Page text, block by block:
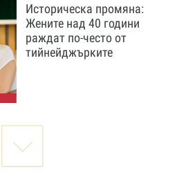
Историческа промяна:
Жените над 40 години
раждат по-често от
тийнейджърките